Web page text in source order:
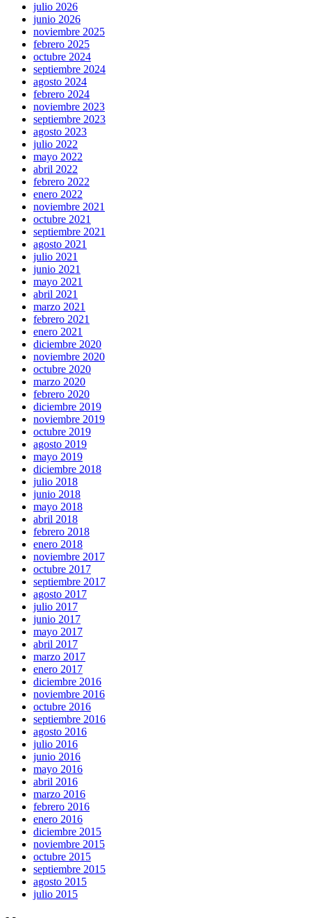
julio 2026
junio 2026
noviembre 2025
febrero 2025
octubre 2024
septiembre 2024
agosto 2024
febrero 2024
noviembre 2023
septiembre 2023
agosto 2023
julio 2022
mayo 2022
abril 2022
febrero 2022
enero 2022
noviembre 2021
octubre 2021
septiembre 2021
agosto 2021
julio 2021
junio 2021
mayo 2021
abril 2021
marzo 2021
febrero 2021
enero 2021
diciembre 2020
noviembre 2020
octubre 2020
marzo 2020
febrero 2020
diciembre 2019
noviembre 2019
octubre 2019
agosto 2019
mayo 2019
diciembre 2018
julio 2018
junio 2018
mayo 2018
abril 2018
febrero 2018
enero 2018
noviembre 2017
octubre 2017
septiembre 2017
agosto 2017
julio 2017
junio 2017
mayo 2017
abril 2017
marzo 2017
enero 2017
diciembre 2016
noviembre 2016
octubre 2016
septiembre 2016
agosto 2016
julio 2016
junio 2016
mayo 2016
abril 2016
marzo 2016
febrero 2016
enero 2016
diciembre 2015
noviembre 2015
octubre 2015
septiembre 2015
agosto 2015
julio 2015